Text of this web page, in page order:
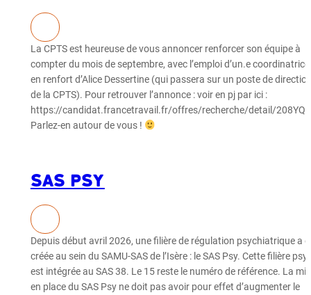
La CPTS est heureuse de vous annoncer renforcer son équipe à
compter du mois de septembre, avec l’emploi d’un.e coordinatrice
en renfort d’Alice Dessertine (qui passera sur un poste de
de la CPTS). Pour retrouver l’annonce : voir en pj par ici :
https://candidat.francetravail.fr/offres/recherche/detail/
Parlez-en autour de vous !
SAS Psy
Depuis début avril 2026, une filière de régulation psychiatrique a
créée au sein du SAMU-SAS de l’Isère : le SAS Psy. Cette filière psy
est intégrée au SAS 38. Le 15 reste le numéro de référence. La
en place du SAS Psy ne doit pas avoir pour effet d’augmenter le